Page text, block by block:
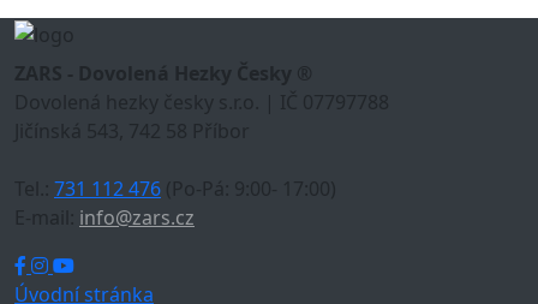
ZARS - Dovolená Hezky Česky ®
Dovolená hezky česky s.r.o. | IČ 07797788
Jičínská 543, 742 58 Příbor
Tel.: 731 112 476 (Po-Pá: 9:00- 17:00)
E-mail: info@zars.cz
Úvodní stránka